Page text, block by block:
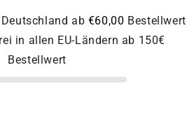
ab €60,00 Bestellwert
in allen EU-Ländern ab 150€
Bestellwert